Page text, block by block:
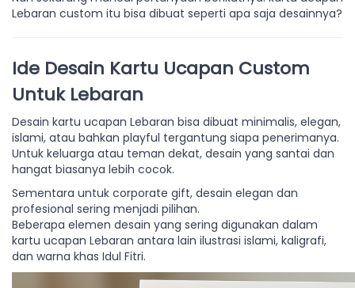
Lebaran custom itu bisa dibuat seperti apa saja desainnya?
Ide Desain Kartu Ucapan Custom
Untuk Lebaran
Desain kartu ucapan Lebaran bisa dibuat minimalis, elegan,
islami, atau bahkan playful tergantung siapa penerimanya.
Untuk keluarga atau teman dekat, desain yang santai dan
hangat biasanya lebih cocok.
Sementara untuk corporate gift, desain elegan dan
profesional sering menjadi pilihan.
Beberapa elemen desain yang sering digunakan dalam
kartu ucapan Lebaran antara lain ilustrasi islami, kaligrafi,
dan warna khas Idul Fitri.